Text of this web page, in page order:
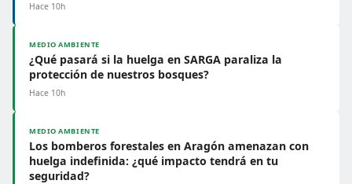
Hace 10h
MEDIO AMBIENTE
¿Qué pasará si la huelga en SARGA paraliza la
protección de nuestros bosques?
Hace 10h
MEDIO AMBIENTE
Los bomberos forestales en Aragón amenazan con
huelga indefinida: ¿qué impacto tendrá en tu
seguridad?